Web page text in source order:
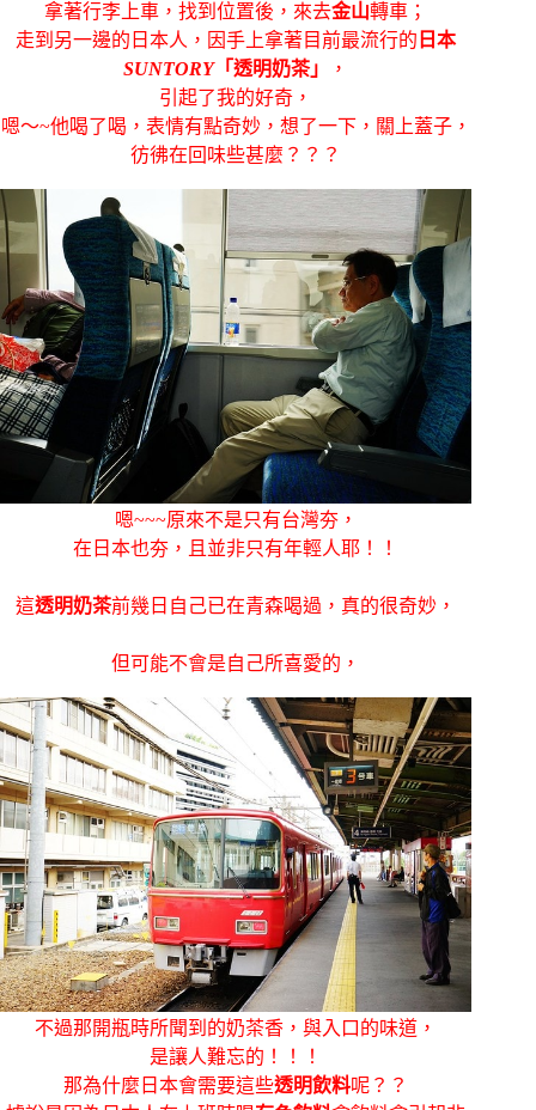
拿著行李上車，找到位置後，來去金山轉車；
走到另一邊的日本人，因手上拿著目前最流行的 日本
SUNTORY「透明奶茶」
，
引起了我的好奇，
嗯～~他喝了喝，表情有點奇妙，想了一下，關上蓋子，
彷彿在回味些甚麼？？？
嗯~~~原來不是只有台灣夯，
在日本也夯，且並非只有年輕人耶！！
這透明奶茶前幾日自己已在青森喝過，真的很奇妙，
但可能不會是自己所喜愛的，
不過那開瓶時所聞到的奶茶香，與入口的味道，
是讓人難忘的！！！
那為什麼日本會需要這些透明飲料呢？？